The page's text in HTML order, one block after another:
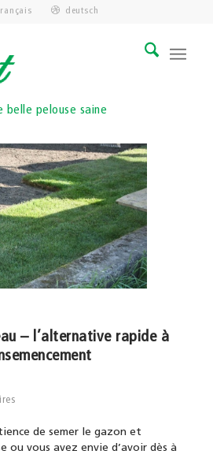
deutsch
belle pelouse saine
– l’alternative rapide à
de semer le gazon et
ou vous avez envie d’avoir dès à